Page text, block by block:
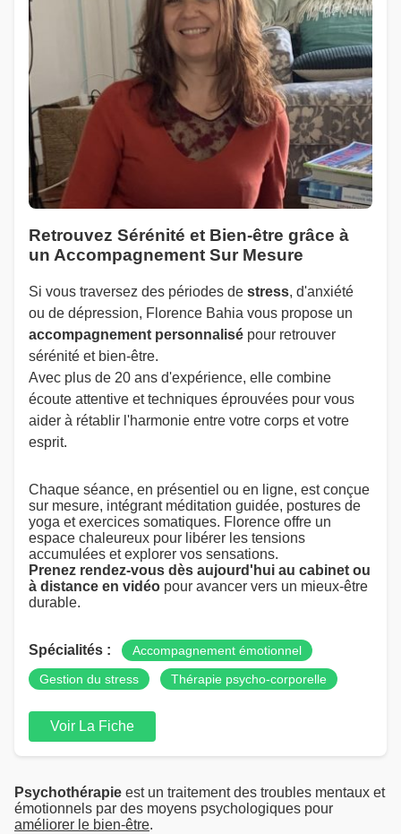
Retrouvez Sérénité et Bien-être grâce à
un Accompagnement Sur Mesure
Si vous traversez des périodes de stress, d'anxiété
ou de dépression, Florence Bahia vous propose un
accompagnement personnalisé pour retrouver
sérénité et bien-être.
Avec plus de 20 ans d'expérience, elle combine
écoute attentive et techniques éprouvées pour vous
aider à rétablir l'harmonie entre votre corps et votre
esprit.
Chaque séance, en présentiel ou en ligne, est conçue
sur mesure, intégrant méditation guidée, postures de
yoga et exercices somatiques. Florence offre un
espace chaleureux pour libérer les tensions
accumulées et explorer vos sensations.
Prenez rendez-vous dès aujourd'hui au cabinet ou
à distance en vidéo pour avancer vers un mieux-être
durable.
Spécialités :
Accompagnement émotionnel
Gestion du stress
Thérapie psycho-corporelle
Voir La Fiche
Psychothérapie est un traitement des troubles mentaux et
émotionnels par des moyens psychologiques pour
améliorer le bien-être.